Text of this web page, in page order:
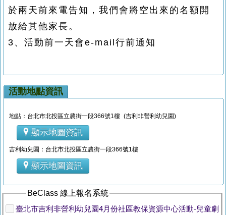
於兩天前來電告知，我們會將空出來的名額開
放給其他家長。
3、活動前一天會e-mail行前通知
活動地點資訊
地點：台北市北投區立農街一段366號1樓 (吉利非營利幼兒園)
顯示地圖資訊
吉利幼兒園：台北市北投區立農街一段366號1樓
顯示地圖資訊
BeClass 線上報名系統
臺北市吉利非營利幼兒園4月份社區教保資源中心活動-兒童劇